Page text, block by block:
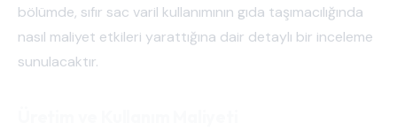
bölümde, sıfır sac varil kullanımının gıda taşımacılığında
nasıl maliyet etkileri yarattığına dair detaylı bir inceleme
sunulacaktır.